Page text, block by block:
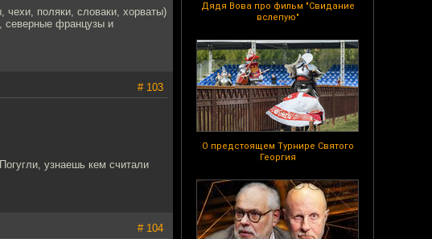
Дядя Вова про фильм "Свидание
вслепую"
О предстоящем Турнире Святого
Георгия
поляки, словаки, хорваты)
северные французы и
# 103
узнаешь кем считали
# 104